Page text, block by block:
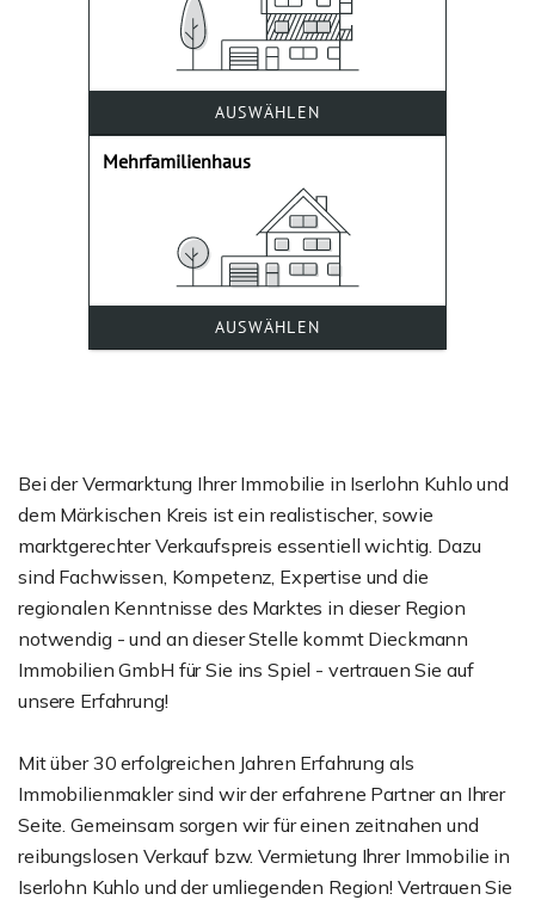
Bei der Vermarktung Ihrer Immobilie in Iserlohn Kuhlo und
dem Märkischen Kreis ist ein realistischer, sowie
marktgerechter Verkaufspreis essentiell wichtig. Dazu
sind Fachwissen, Kompetenz, Expertise und die
regionalen Kenntnisse des Marktes in dieser Region
notwendig - und an dieser Stelle kommt Dieckmann
Immobilien GmbH für Sie ins Spiel - vertrauen Sie auf
unsere Erfahrung!
Mit über 30 erfolgreichen Jahren Erfahrung als
Immobilienmakler sind wir der erfahrene Partner an Ihrer
Seite. Gemeinsam sorgen wir für einen zeitnahen und
reibungslosen Verkauf bzw. Vermietung Ihrer Immobilie in
Iserlohn Kuhlo und der umliegenden Region! Vertrauen Sie